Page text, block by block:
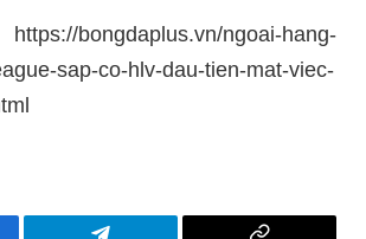
bongdaplus.vn/ngoai-hang-
sap-co-hlv-dau-tien-mat-viec-